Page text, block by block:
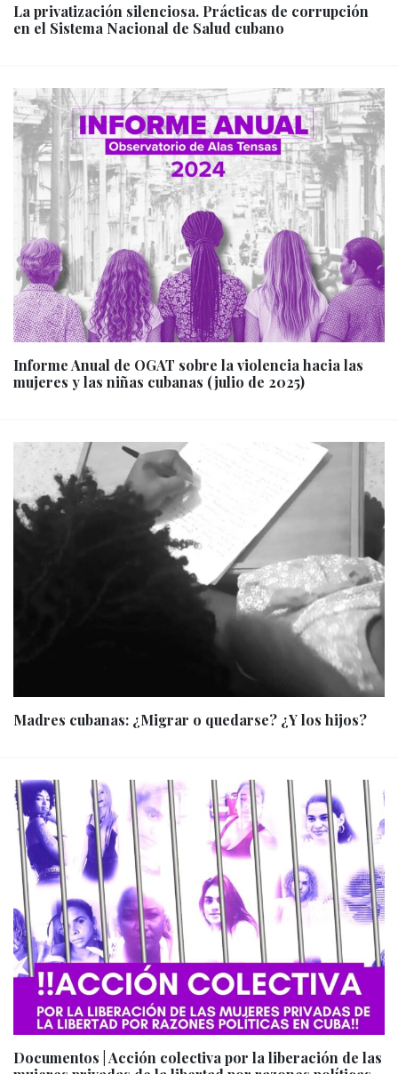
La privatización silenciosa. Prácticas de corrupción
en el Sistema Nacional de Salud cubano
Informe Anual de OGAT sobre la violencia hacia las
mujeres y las niñas cubanas (julio de 2025)
Madres cubanas: ¿Migrar o quedarse? ¿Y los hijos?
Documentos | Acción colectiva por la liberación de las